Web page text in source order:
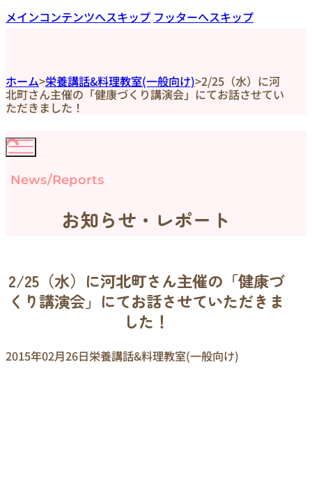
メインコンテンツへスキップ フッターへスキップ
ホーム>栄養講話&料理教室(一般向け)>2/25（水）に河
北町さん主催の「健康づくり講演会」にてお話させてい
ただきました！
News/Reports
お知らせ・レポート
2/25（水）に河北町さん主催の「健康づ
くり講演会」にてお話させていただきま
した！
2015年02月26日栄養講話&料理教室(一般向け)